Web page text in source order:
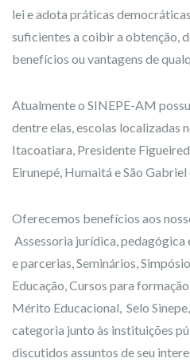
lei e adota práticas
suficientes a coibir a obtenção,
benefícios ou vantagens de
Atualmente o SINEPE-AM
dentre elas, escolas localizadas
Itacoatiara, Presidente
Eirunepé, Humaitá e São
Oferecemos benefícios aos
Assessoria jurídica,
e parcerias, Seminários,
Educação, Cursos para
Mérito Educacional, Selo
categoria junto às instituições
discutidos assuntos de seu